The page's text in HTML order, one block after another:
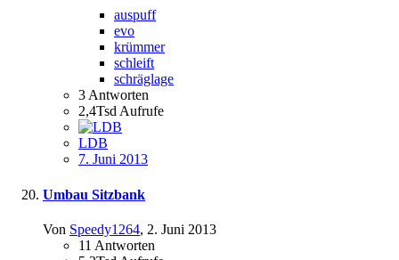
auspuff
evo
krümmer
schleift
schräglage
3 Antworten
2,4Tsd Aufrufe
LDB
7. Juni 2013
Umbau Sitzbank
Von Speedy1264, 2. Juni 2013
11 Antworten